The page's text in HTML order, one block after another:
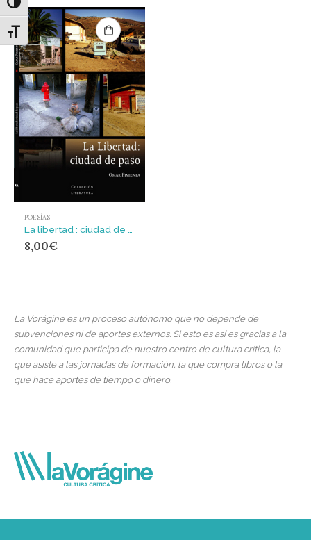
Alternar alto contraste
Alternar tamaño de letra
POESÍAS
8,00€
La Vorágine es un proceso autónomo que no depende de
subvenciones ni de aportes externos. Si esto es así es gracias a la
comunidad que participa de nuestro centro de cultura crítica, la
que asiste a las jornadas de formación, la que compra libros o la
que hace aportes de tiempo o dinero.